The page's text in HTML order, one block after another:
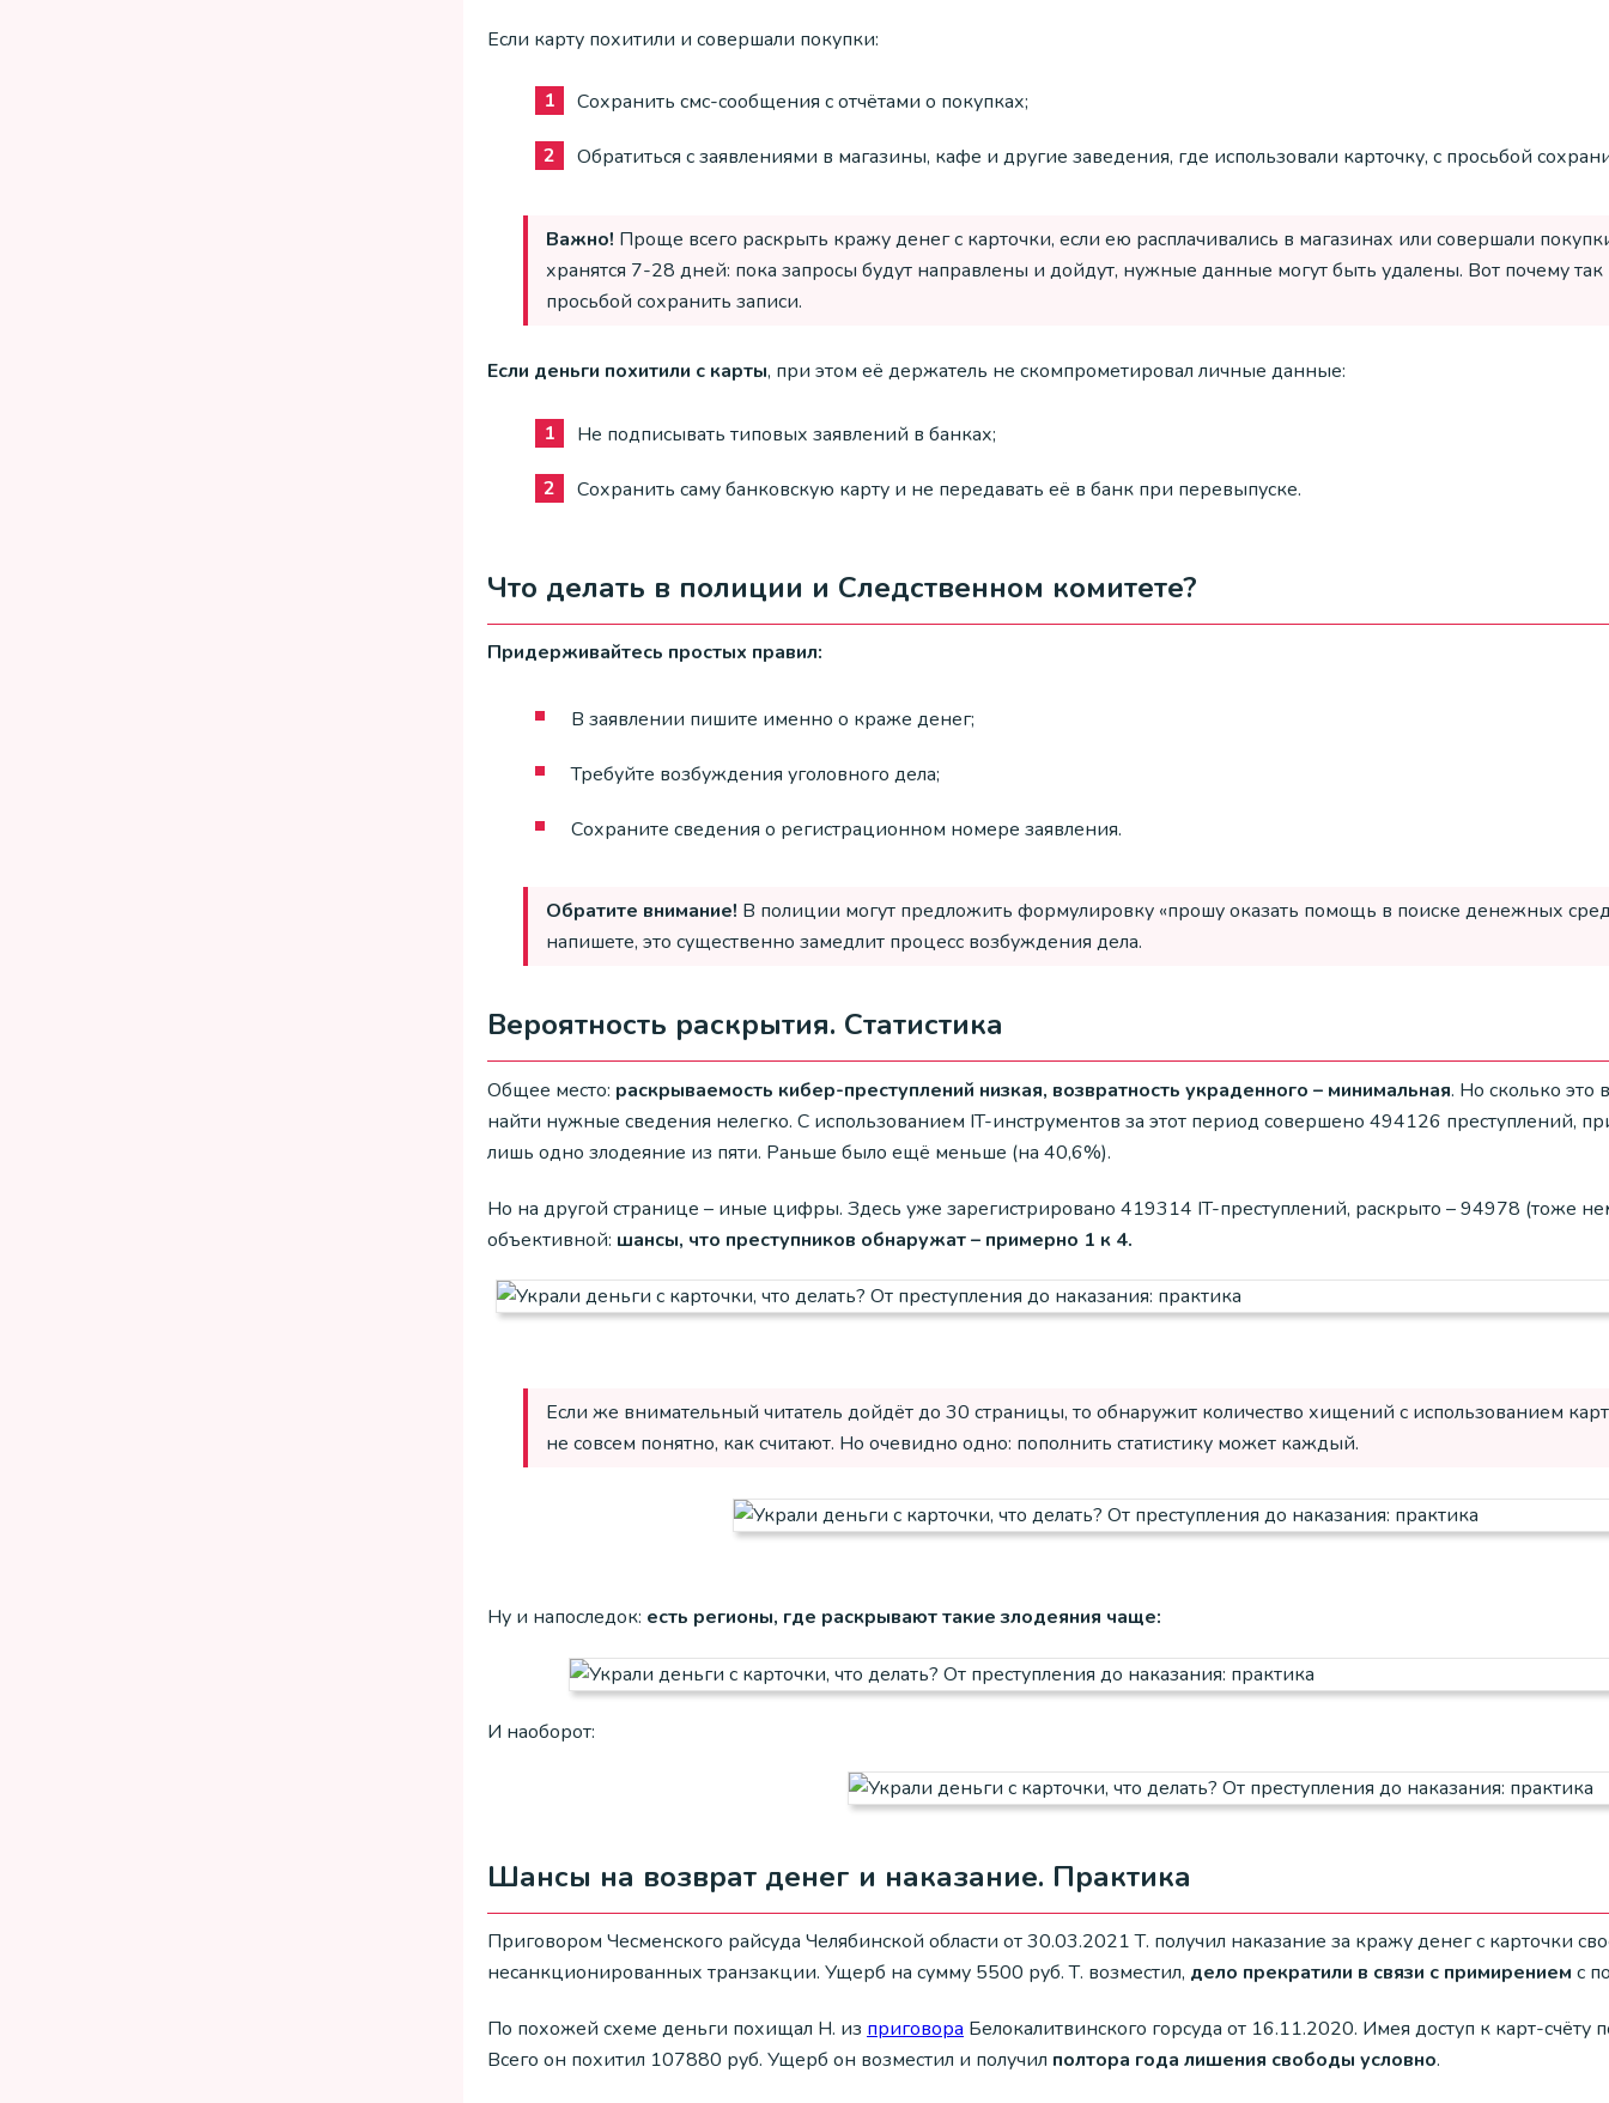
Если карту похитили и совершали покупки:
Сохранить смс-сообщения с отчётами о покупках;
Обратиться с заявлениями в магазины, кафе и другие заведения, где использовали карточку, с просьбой
Важно! Проще всего раскрыть кражу денег с карточки, если ею расплачивались в магазинах или совершали
хранятся 7-28 дней: пока запросы будут направлены и дойдут, нужные данные могут быть удалены. Вот почему
просьбой сохранить записи.
Если деньги похитили с карты, при этом её держатель не скомпрометировал личные данные:
Не подписывать типовых заявлений в банках;
Сохранить саму банковскую карту и не передавать её в банк при перевыпуске.
Что делать в полиции и Следственном комитете?
Придерживайтесь простых правил:
В заявлении пишите именно о краже денег;
Требуйте возбуждения уголовного дела;
Сохраните сведения о регистрационном номере заявления.
Обратите внимание! В полиции могут предложить формулировку «прошу оказать помощь в поиске денежных
напишете, это существенно замедлит процесс возбуждения дела.
Вероятность раскрытия. Статистика
Общее место: раскрываемость кибер-преступлений низкая, возвратность украденного – минимальная. Но сколько
найти нужные сведения нелегко. С использованием IT-инструментов за этот период совершено 494126 преступлений,
лишь одно злодеяние из пяти. Раньше было ещё меньше (на 40,6%).
Но на другой странице – иные цифры. Здесь уже зарегистрировано 419314 IT-преступлений, раскрыто – 94978 (тоже
объективной: шансы, что преступников обнаружат – примерно 1 к 4.
Если же внимательный читатель дойдёт до 30 страницы, то обнаружит количество хищений с использованием
не совсем понятно, как считают. Но очевидно одно: пополнить статистику может каждый.
Ну и напоследок: есть регионы, где раскрывают такие злодеяния чаще:
И наоборот:
Шансы на возврат денег и наказание. Практика
Приговором Чесменского райсуда Челябинской области от 30.03.2021 Т. получил наказание за кражу денег с карточки
несанкционированных транзакции. Ущерб на сумму 5500 руб. Т. возместил, дело прекратили в связи с примирением с
По похожей схеме деньги похищал Н. из приговора Белокалитвинского горсуда от 16.11.2020. Имея доступ к карт-
Всего он похитил 107880 руб. Ущерб он возместил и получил полтора года лишения свободы условно.